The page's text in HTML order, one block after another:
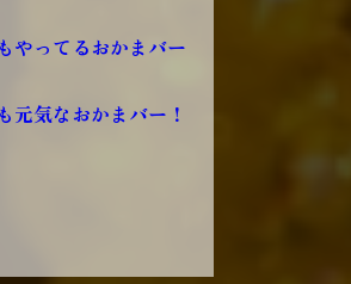
やってるおかまバー
元気なおかまバー！